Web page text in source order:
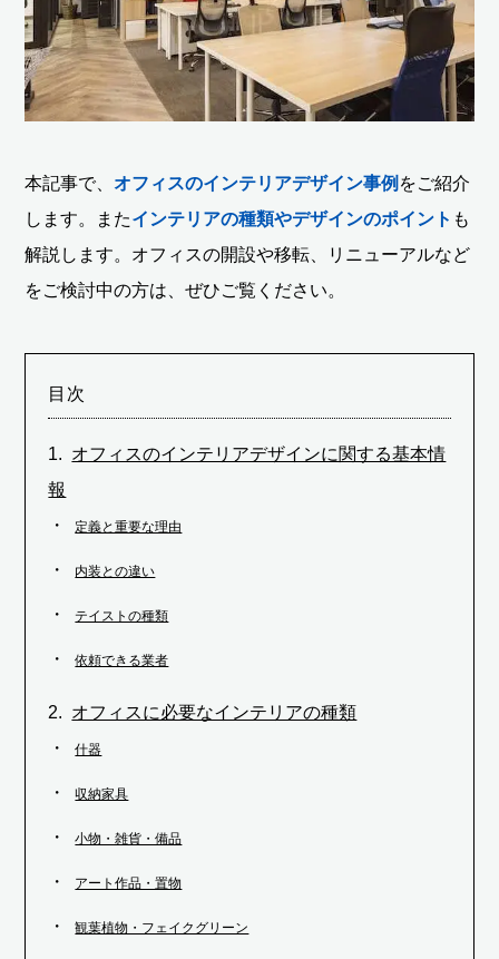
本記事で、 オフィスのインテリアデザイン事例 をご紹介
します。またインテリアの種類やデザインのポイント も
解説します。オフィスの開設や移転、リニューアルなど
をご検討中の方は、ぜひご覧ください。
目次
オフィスのインテリアデザインに関する基本情
報
定義と重要な理由
内装との違い
テイストの種類
依頼できる業者
オフィスに必要なインテリアの種類
什器
収納家具
小物・雑貨・備品
アート作品・置物
観葉植物・フェイクグリーン